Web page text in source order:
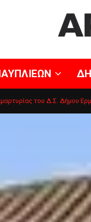
του Δ.Σ. Δήμου